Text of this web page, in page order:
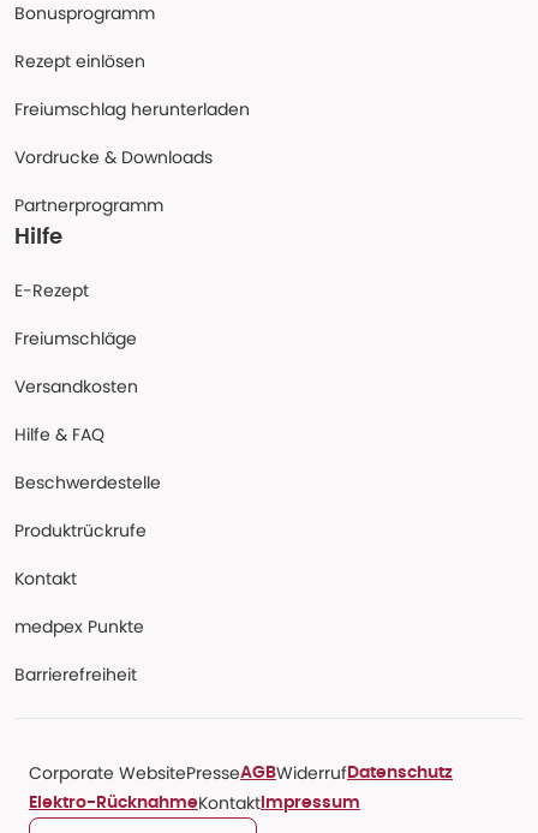
Bonusprogramm
Rezept einlösen
Freiumschlag herunterladen
Vordrucke & Downloads
Partnerprogramm
Hilfe
E-Rezept
Freiumschläge
Versandkosten
Hilfe & FAQ
Beschwerdestelle
Produktrückrufe
Kontakt
medpex Punkte
Barrierefreiheit
Corporate WebsitePresseAGBWiderruf Datenschutz
Elektro-RücknahmeKontakt Impressum